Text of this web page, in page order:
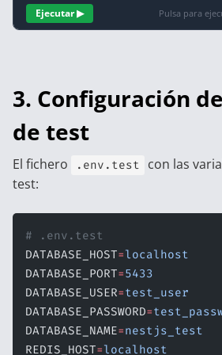
Ejecutar ▶ Pulsa para
3. Configuración
de test
El fichero .env.test
con las
test:
# .env.test
DATABASE_HOST=localhost
DATABASE_PORT=5433
DATABASE_USER=test_user
DATABASE_PASSWORD=
DATABASE_NAME=nestjs_test
REDIS_HOST=localhost